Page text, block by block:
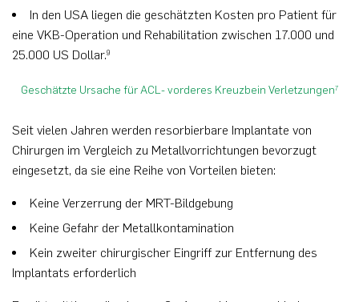
In den USA liegen die geschätzten Kosten pro Patient für
eine VKB-Operation und Rehabilitation zwischen 17.000 und
25.000 US Dollar.9
Geschätzte Ursache für ACL- vorderes Kreuzbein Verletzungen7
Seit vielen Jahren werden resorbierbare Implantate von
Chirurgen im Vergleich zu Metallvorrichtungen bevorzugt
eingesetzt, da sie eine Reihe von Vorteilen bieten:
Keine Verzerrung der MRT-Bildgebung
Keine Gefahr der Metallkontamination
Kein zweiter chirurgischer Eingriff zur Entfernung des
Implantats erforderlich